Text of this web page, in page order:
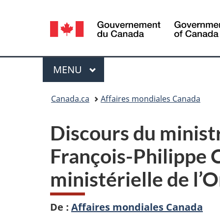
Sélection
de
la
langue
Menu
MENU PRINCIPAL
Canada.ca Affaires mondiales Canada
Discours du
François-Philippe
ministérielle de
De : Affaires mondiales Canada